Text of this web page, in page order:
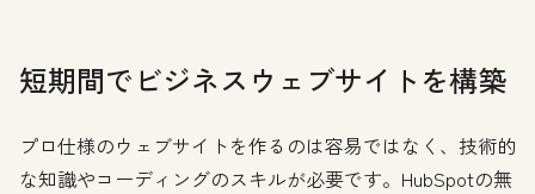
短期間でビジネスウェブサイトを構築
プロ仕様のウェブサイトを作るのは容易ではなく、技術的
な知識やコーディングのスキルが必要です。HubSpotの無